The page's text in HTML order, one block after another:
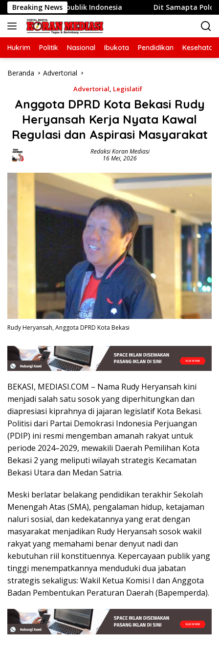
Langsung
ke
konten
Breaking News
81 Republik Indonesia Dit Samapta Polda Metro
Hukrim Politik Nasional Ibukota Pendidikan Kesehatan
Beranda Advertorial
Advertorial, Legislatif
Anggota DPRD Kota Bekasi Rudy
Heryansah Kerja Nyata Kawal
Regulasi dan Aspirasi Masyarakat
Redaksi Koran Mediasi
16 Mei, 2026
Rudy Heryansah, Anggota DPRD Kota Bekasi
BEKASI, MEDIASI.COM – Nama Rudy Heryansah kini
menjadi salah satu sosok yang diperhitungkan dan
diapresiasi kiprahnya di jajaran legislatif Kota Bekasi.
Politisi dari Partai Demokrasi Indonesia Perjuangan
(PDIP) ini resmi mengemban amanah rakyat untuk
periode 2024–2029, mewakili Daerah Pemilihan Kota
Bekasi 2 yang meliputi wilayah strategis Kecamatan
Bekasi Utara dan Medan Satria.
Meski berlatar belakang pendidikan terakhir Sekolah
Menengah Atas (SMA), pengalaman hidup, ketajaman
naluri sosial, dan kedekatannya yang erat dengan
masyarakat menjadikan Rudy Heryansah sosok wakil
rakyat yang memahami benar denyut nadi dan
kebutuhan riil konstituennya. Kepercayaan publik yang
tinggi menempatkannya menduduki dua jabatan
strategis sekaligus: Wakil Ketua Komisi I dan Anggota
Badan Pembentukan Peraturan Daerah (Bapemperda).